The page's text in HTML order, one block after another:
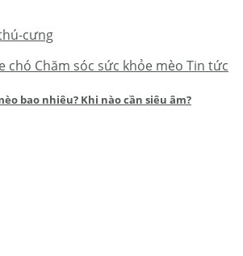
chó Chăm sóc sức khỏe mèo Tin tức
bao nhiêu? Khi nào cần siêu âm?